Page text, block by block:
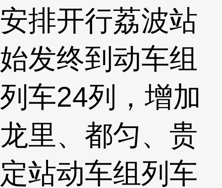
安排开行荔波站
始发终到动车组
列车24列，增加
龙里、都匀、贵
定站动车组列车